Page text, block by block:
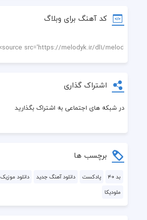
کد آهنگ برای وبلاگ
اشتراک گذاری
در شبکه های اجتماعی به اشتراک بگذارید
برچسب ها
بد ۴۰ پادکست دانلود آهنگ جدید دانلود موزیک
ملودیکا